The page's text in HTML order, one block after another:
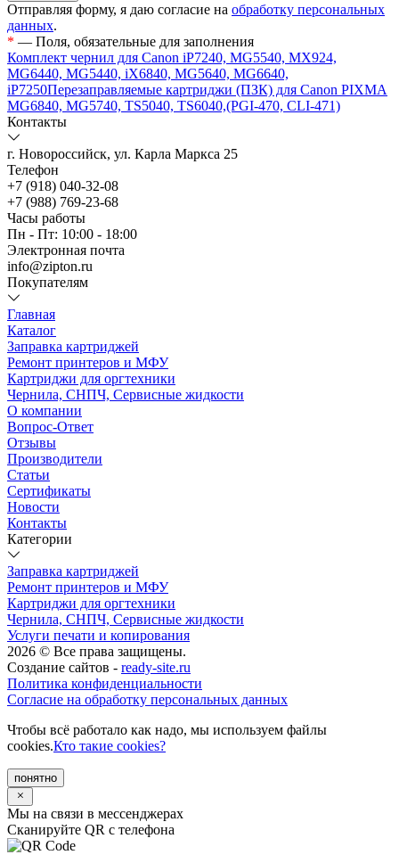
Отправляя форму, я даю согласие на обработку персональных
данных.
* — Поля, обязательные для заполнения
Комплект чернил для Canon iP7240, MG5540, MX924,
MG6440, MG5440, iX6840, MG5640, MG6640,
iP7250Перезаправляемые картриджи (ПЗК) для Canon PIXMA
MG6840, MG5740, TS5040, TS6040,(PGI-470, CLI-471)
Контакты
г. Новороссийск, ул. Карла Маркса 25
Телефон
+7 (918) 040-32-08
+7 (988) 769-23-68
Часы работы
Пн - Пт: 10:00 - 18:00
Электронная почта
info@zipton.ru
Покупателям
Главная
Каталог
Заправка картриджей
Ремонт принтеров и МФУ
Картриджи для оргтехники
Чернила, СНПЧ, Сервисные жидкости
О компании
Вопрос-Ответ
Отзывы
Производители
Статьи
Сертификаты
Новости
Контакты
Категории
Заправка картриджей
Ремонт принтеров и МФУ
Картриджи для оргтехники
Чернила, СНПЧ, Сервисные жидкости
Услуги печати и копирования
2026 © Все права защищены.
Создание сайтов - ready-site.ru
Политика конфиденциальности
Согласие на обработку персональных данных
Чтобы всё работало как надо, мы используем файлы
cookies.Кто такие cookies?
понятно
Мы на связи в мессенджерах
Сканируйте QR с телефона